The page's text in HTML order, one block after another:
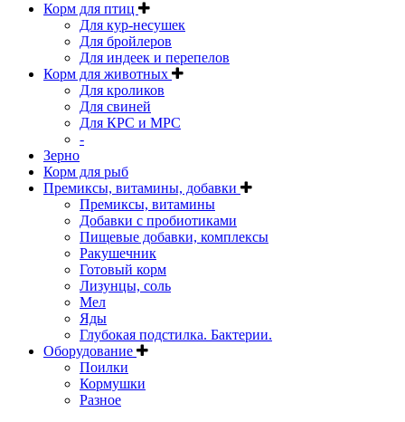
Корм для птиц
Для кур-несушек
Для бройлеров
Для индеек и перепелов
Корм для животных
Для кроликов
Для свиней
Для КРС и МРС
-
Зерно
Корм для рыб
Премиксы, витамины, добавки
Премиксы, витамины
Добавки с пробиотиками
Пищевые добавки, комплексы
Ракушечник
Готовый корм
Лизунцы, соль
Мел
Яды
Глубокая подстилка. Бактерии.
Оборудование
Поилки
Кормушки
Разное